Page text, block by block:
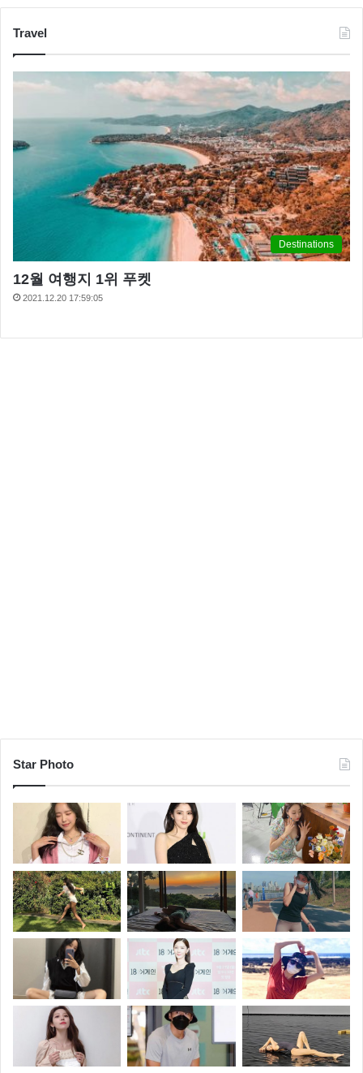
Travel
Destinations
12월 여행지 1위 푸켓
2021.12.20 17:59:05
Star Photo